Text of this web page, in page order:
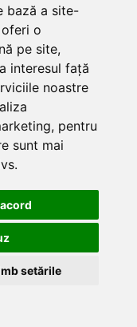
bază a site-
o
pe site,
interesul față
noastre
, pentru
sunt mai
.
setările
- 5 PERSOANE